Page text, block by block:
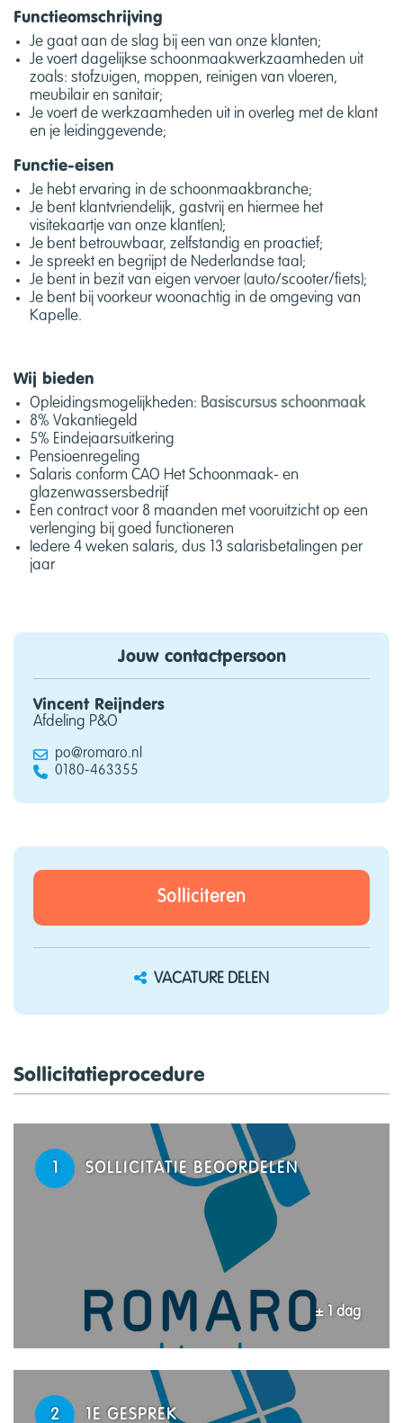
Functieomschrijving
Je gaat aan de slag bij een van onze klanten;
Je voert dagelijkse schoonmaakwerkzaamheden uit
zoals: stofzuigen, moppen, reinigen van vloeren,
meubilair en sanitair;
Je voert de werkzaamheden uit in overleg met de klant
en je leidinggevende;
Functie-eisen
Je hebt ervaring in de schoonmaakbranche;
Je bent klantvriendelijk, gastvrij en hiermee het
visitekaartje van onze klant(en);
Je bent betrouwbaar, zelfstandig en proactief;
Je spreekt en begrijpt de Nederlandse taal;
Je bent in bezit van eigen vervoer (auto/scooter/fiets);
Je bent bij voorkeur woonachtig in de omgeving van
Kapelle.
Wij bieden
Opleidingsmogelijkheden: Basiscursus schoonmaak
8% Vakantiegeld
5% Eindejaarsuitkering
Pensioenregeling
Salaris conform CAO Het Schoonmaak- en
glazenwassersbedrijf
Een contract voor 8 maanden met vooruitzicht op een
verlenging bij goed functioneren
Iedere 4 weken salaris, dus 13 salarisbetalingen per
jaar
Jouw contactpersoon
Vincent Reijnders
Afdeling P&O
po@romaro.nl
0180-463355
Solliciteren
VACATURE DELEN
Sollicitatieprocedure
1 SOLLICITATIE BEOORDELEN
± 1 dag
2 1E GESPREK